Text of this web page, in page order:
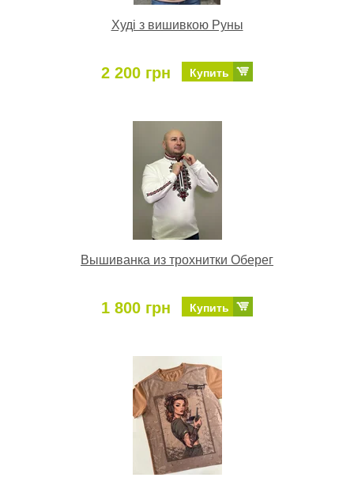
Худі з вишивкою Руны
2 200 грн Купить
Вышиванка из трохнитки Оберег
1 800 грн Купить